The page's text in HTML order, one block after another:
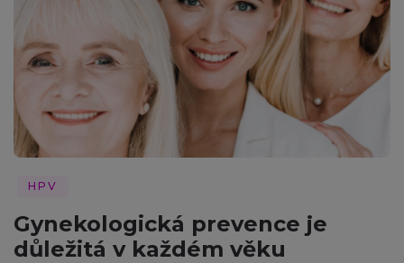
HPV
Gynekologická prevence je
důležitá v každém věku